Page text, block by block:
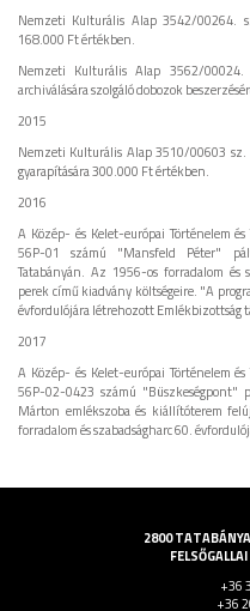
Nemzeti Kulturális Alap 3542/00264.
168.000 Ft értékben.
Nemzeti Kulturális Alap 3562/
archiválására szolgáló dobozok
2015
Nemzeti Kulturális Alap 3510/00603
gyarapítására 300.000 Ft értékben.
2016
A Közép- és Kelet-európai Történelem és
56P-01 számú "Mansfeld Péter"
Tatabányán. Az 1956-os forradalom és
perek című kiadvány költségeire. "A
évfordulójára létrehozott Emlékbizottság
2017
A Közép- és Kelet-európai Történelem és
56P-02-0423 számú "Büszkeségpont"
Márton emlékszoba és kiállítóterem
forradalom és szabadságharc 60.
2800
+36
+36